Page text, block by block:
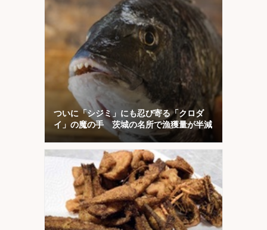
ついに「シジミ」にも忍び寄る「クロダ
イ」の魔の手 茨城の名所で漁獲量が半減